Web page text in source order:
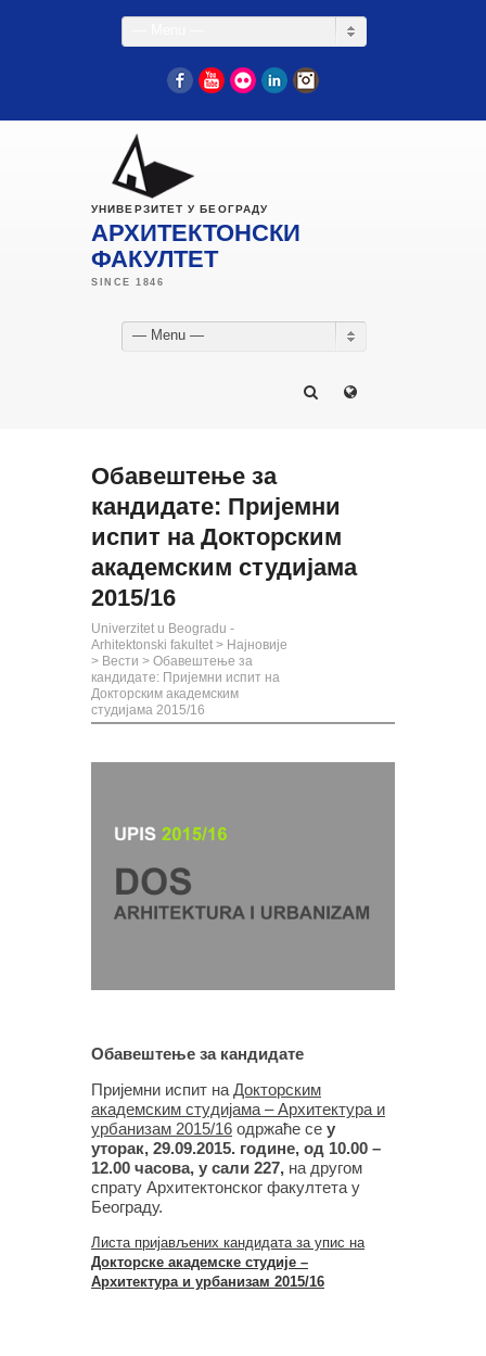
FacebookYouTube
Flickr LinkedIn
УНИВЕРЗИТЕТ У БЕОГРАДУ
АРХИТЕКТОНСКИ
ФАКУЛТЕТ
— Menu —
Обавештење за
кандидате: Пријемни
испит на Докторским
академским студијама
2015/16
Univerzitet u Beogradu -
Arhitektonski fakultet > Најновије
> Вести > Обавештење за
кандидате: Пријемни испит на
Докторским академским
студијама 2015/16
Обавештење за кандидате
Пријемни испит на Докторским
академским студијама – Архитектура и
урбанизам 2015/16 одржаће се у
уторак, 29.09.2015. године, од 10.00 –
12.00 часова, у сали 227, на другом
спрату Архитектонског факултета у
Београду.
Листа пријављених кандидата за упис на
Докторске академске студије –
Архитектура и урбанизам 2015/16